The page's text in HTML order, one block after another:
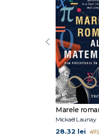
Dr. Richard
istoria,
London.
asemenea,
de o bursăde
care emoțiile
Mickaël Launay
28.32 lei
‹